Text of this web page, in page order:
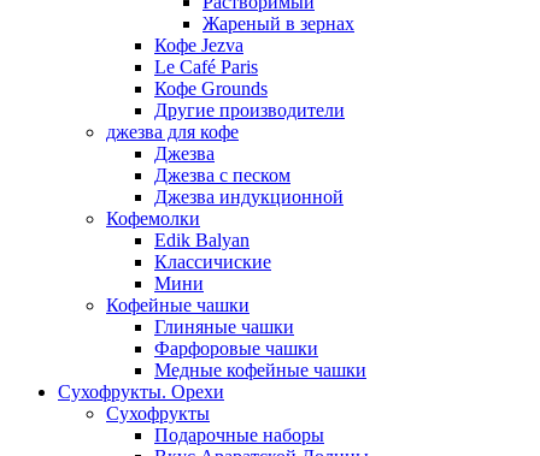
Жареный в зернах
Кофе Jezva
Le Café Paris
Кофе Grounds
Другие производители
джезва для кофе
Джезва
Джезва с песком
Джезва индукционной
Кофемолки
Edik Balyan
Классичиские
Мини
Кофейные чашки
Глиняные чашки
Фарфоровые чашки
Медные кофейные чашки
Сухофрукты. Орехи
Сухофрукты
Подарочные наборы